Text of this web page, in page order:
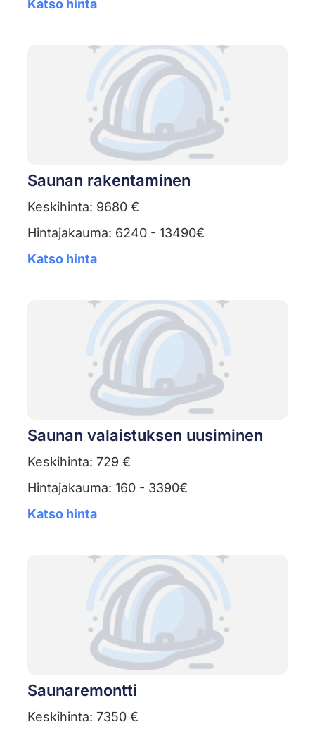
Katso hinta
Saunan rakentaminen
Keskihinta: 9680 €
Hintajakauma: 6240 - 13490€
Katso hinta
Saunan valaistuksen uusiminen
Keskihinta: 729 €
Hintajakauma: 160 - 3390€
Katso hinta
Saunaremontti
Keskihinta: 7350 €